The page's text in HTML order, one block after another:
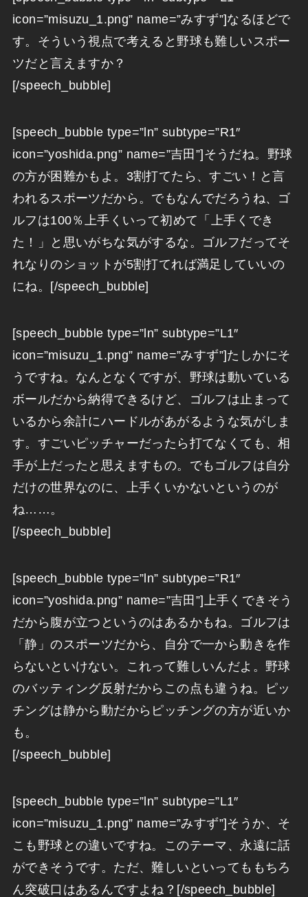
icon=”misuzu_1.png” name=”みすず”]なるほどで
す。そういう視点で考えると野球も難しいスポー
ツだと言えますか？
[/speech_bubble]
[speech_bubble type=”ln” subtype=”R1″
icon=”yoshida.png” name=”吉田”]そうだね。野球
の方が困難かもよ。3割打てたら、すごい！と言
われるスポーツだから。でもなんでだろうね、ゴ
ルフは100％上手くいって初めて「上手くでき
た！」と思いがちな気がするな。ゴルフだってそ
れなりのショットが5割打てれば満足していいの
にね。[/speech_bubble]
[speech_bubble type=”ln” subtype=”L1″
icon=”misuzu_1.png” name=”みすず”]たしかにそ
うですね。なんとなくですが、野球は動いている
ボールだから納得できるけど、ゴルフは止まって
いるから余計にハードルがあがるような気がしま
す。すごいピッチャーだったら打てなくても、相
手が上だったと思えますもの。でもゴルフは自分
だけの世界なのに、上手くいかないというのが
ね……。
[/speech_bubble]
[speech_bubble type=”ln” subtype=”R1″
icon=”yoshida.png” name=”吉田”]上手くできそう
だから腹が立つというのはあるかもね。ゴルフは
「静」のスポーツだから、自分で一から動きを作
らないといけない。これって難しいんだよ。野球
のバッティング反射だからこの点も違うね。ピッ
チングは静から動だからピッチングの方が近いか
も。
[/speech_bubble]
[speech_bubble type=”ln” subtype=”L1″
icon=”misuzu_1.png” name=”みすず”]そうか、そ
こも野球との違いですね。このテーマ、永遠に話
ができそうです。ただ、難しいといってももちろ
ん突破口はあるんですよね？[/speech_bubble]